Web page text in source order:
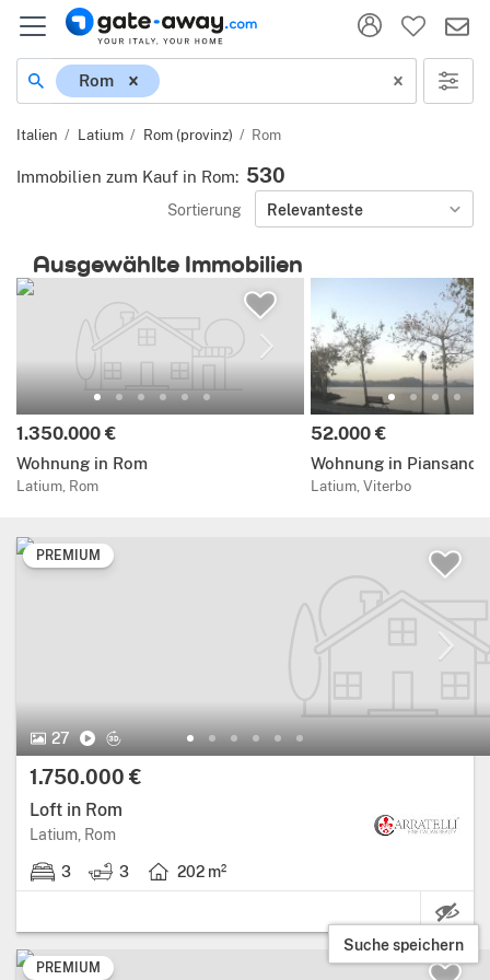
Ort
Rom
Italien Latium Rom (provinz) Rom
Immobilien zum Kauf in Rom: 530
Sortierung Relevanteste
Ausgewählte Immobilien
Preis:
1.350.000 €
Wohnung in Rom
Latium, Rom
Preis:
52.000 €
Wohnung in Piansano
Latium, Viterbo
PREMIUM
27
27 Bilder.VideoVirtuelle Tour
Preis:
1.750.000 €
Loft in Rom
Latium, Rom
3
3 schlafzimmer.
3
3 badezimmer.202 m²
Wohnfläche: 202 Quadratmeter.
PREMIUM
Suche speichern